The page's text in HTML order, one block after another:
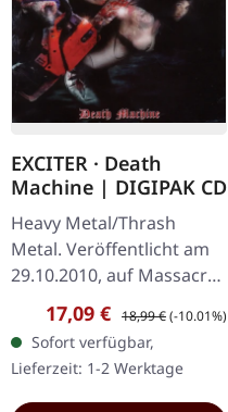
EXCITER · Death
Machine | DIGIPAK CD
Heavy Metal/Thrash
Metal. Veröffentlicht am
29.10.2010, auf Massacre
Records. CD im DigiPak.
Exciter kehren mit "Death
Machine" zurück und
liefern…
Verkaufspreis:
17,09 € Regulärer Preis:
18,99 €(-10.01%)
Sofort verfügbar,
Lieferzeit: 1-2 Werktage